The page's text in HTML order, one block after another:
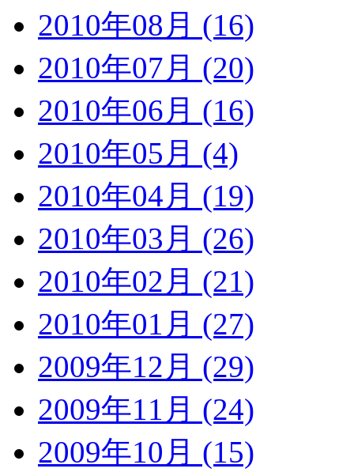
2010年08月 (16)
2010年07月 (20)
2010年06月 (16)
2010年05月 (4)
2010年04月 (19)
2010年03月 (26)
2010年02月 (21)
2010年01月 (27)
2009年12月 (29)
2009年11月 (24)
2009年10月 (15)